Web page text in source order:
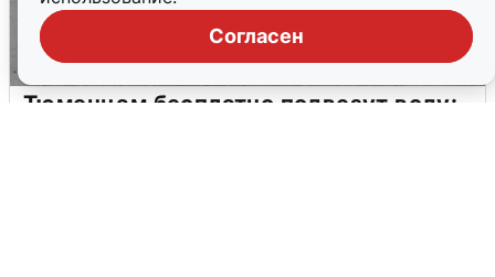
Согласен
Тюменцам бесплатно подвезут воду: